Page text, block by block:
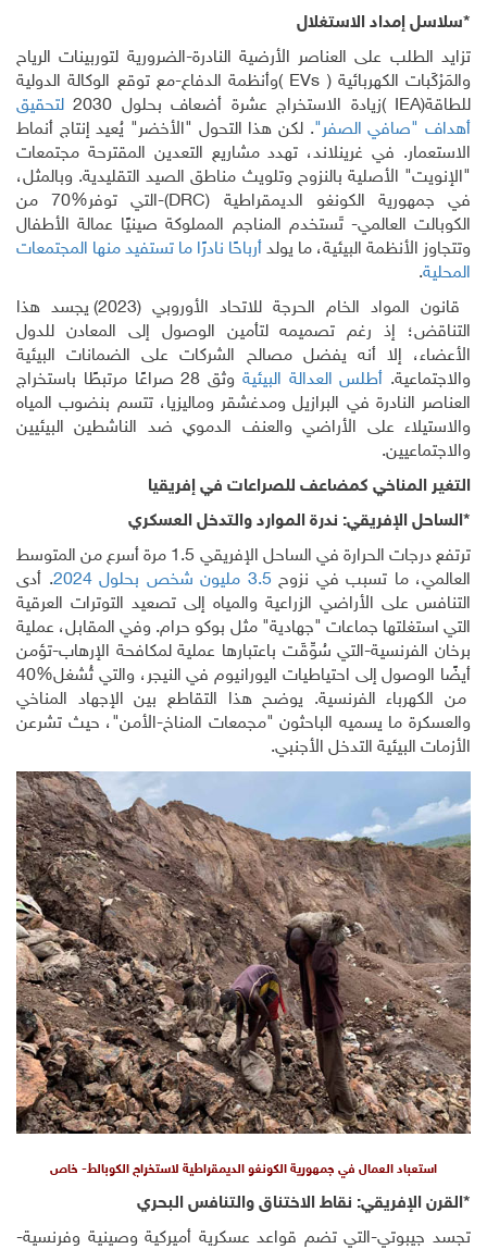
الاستغلال
على العناصر الأرضية النادرة-الضرورية لتوربينات الرياح
الكهربائية)
EVs
(وأنظمة الدفاع-مع توقع الوكالة الدولية
(زيادة الاستخراج عشرة أضعاف بحلول 2030
لتحقيق
الصفر". لكن هذا التحول "الأخضر" يُعيد إنتاج أنماط
في غرينلاند، تهدد مشاريع التعدين المقترحة مجتمعات
الأصلية بالنزوح وتلويث مناطق الصيد التقليدية. وبالمثل،
الكونغو الديمقراطية)
DRC
(-التي توفر70%
من
العالمي- تَستخدم المناجم المملوكة صينيًا عمالة الأطفال
البيئية، ما يولدأرباحًا نادرًا ما تستفيد منها المجتمعات
الخام الحرجة للاتحاد الأوروبي (2023)يجسد هذا
إذ رغم تصميمه لتأمين الوصول إلى المعادن للدول
إلا أنه يفضل مصالح الشركات على الضمانات البيئية
أطلس العدالة البيئيةوثق28صراعًا مرتبطًا باستخراج
في البرازيل ومدغشقر وماليزيا، تتسم بنضوب المياه
على الأراضي والعنف الدموي ضد الناشطين البيئيين
كمضاعف للصراعات في إفريقيا
ندرة الموارد والتدخل العسكري
الحرارة في الساحل الإفريقي1.5مرة أسرع من المتوسط
ما تسبب في نزوح 3.5مليون شخص بحلول 2024
. أدى
الأراضي الزراعية والمياه إلى تصعيد التوترات العرقية
جماعات "جهادية" مثل بوكو حرام. وفي المقابل، عملية
التي سُوِّقَت باعتبارها عملية لمكافحة الإرهاب-تؤمن
إلى احتياطيات اليورانيوم في النيجر، والتي تُشغل40%
الفرنسية. يوضح هذا التقاطع بين الإجهاد المناخي
ما يسميه الباحثون" مجمعات المناخ-الأمن"، حيث تشرعن
التدخل الأجنبي.
العمال في جمهورية الكونغو الديمقراطية لاستخراج الكوبالط- خاص
نقاط الاختناق والتنافس البحري
التي تضم قواعد عسكرية أميركية وصينية وفرنسية-